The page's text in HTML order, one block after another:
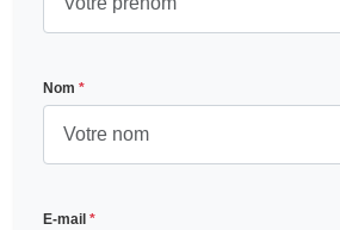
Nom *
E-mail *